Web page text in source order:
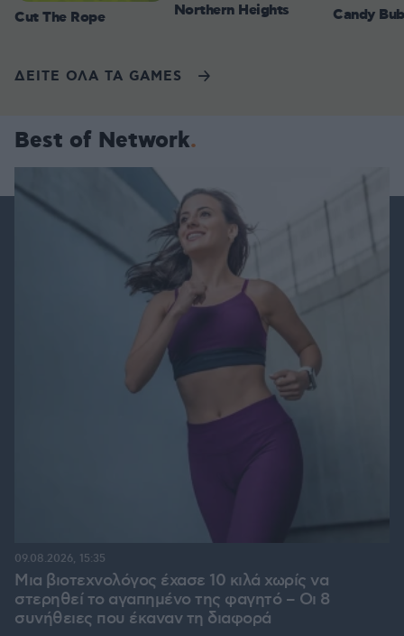
Cut The Rope Northern Heights Candy
ΔΕΙΤΕ ΟΛΑ ΤΑ GAMES
Best of Network
Μια βιοτεχνολόγος έχασε 10 κιλά χωρίς να
στερηθεί το αγαπημένο της φαγητό – Οι 8
συνήθειες που έκαναν τη διαφορά
09.08.2026, 15:35